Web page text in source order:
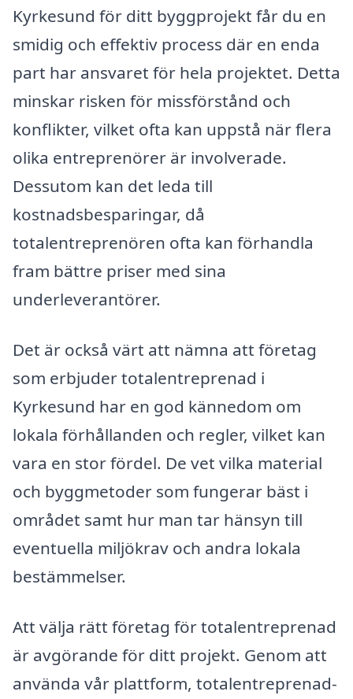
Kyrkesund för ditt byggprojekt får du en
smidig och effektiv process där en enda
part har ansvaret för hela projektet. Detta
minskar risken för missförstånd och
konflikter, vilket ofta kan uppstå när flera
olika entreprenörer är involverade.
Dessutom kan det leda till
kostnadsbesparingar, då
totalentreprenören ofta kan förhandla
fram bättre priser med sina
underleverantörer.
Det är också värt att nämna att företag
som erbjuder totalentreprenad i
Kyrkesund har en god kännedom om
lokala förhållanden och regler, vilket kan
vara en stor fördel. De vet vilka material
och byggmetoder som fungerar bäst i
området samt hur man tar hänsyn till
eventuella miljökrav och andra lokala
bestämmelser.
Att välja rätt företag för totalentreprenad
är avgörande för ditt projekt. Genom att
använda vår plattform, totalentreprenad-